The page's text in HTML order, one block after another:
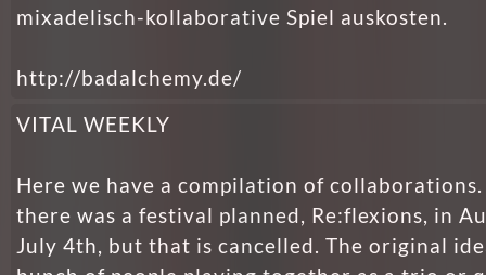
mixadelisch-kollaborative Spiel auskosten.
http://badalchemy.de/
VITAL WEEKLY
Here we have a compilation of
there was a festival planned, Re:flexions, in
July 4th, but that is cancelled. The original